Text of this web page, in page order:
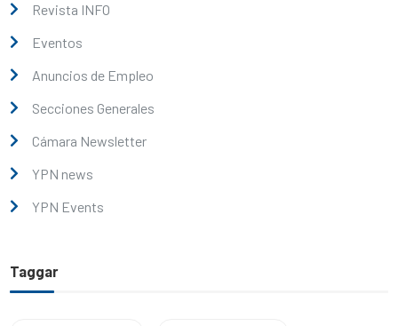
Revista INFO
Eventos
Anuncios de Empleo
Secciones Generales
Cámara Newsletter
YPN news
YPN Events
Taggar